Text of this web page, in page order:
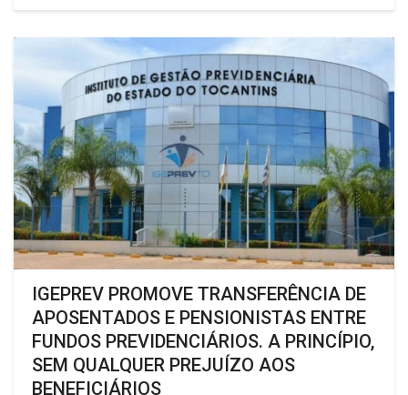
IGEPREV PROMOVE TRANSFERÊNCIA DE
APOSENTADOS E PENSIONISTAS ENTRE
FUNDOS PREVIDENCIÁRIOS. A PRINCÍPIO,
SEM QUALQUER PREJUÍZO AOS
BENEFICIÁRIOS